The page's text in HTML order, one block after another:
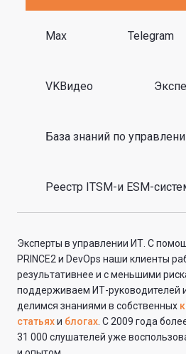
Max Telegram
VKВидео
База знаний по
Реестр ITSM-и ESM-
Эксперты в управлении ИТ. С
PRINCE2 и DevOps наши клиенты
результативнее и с меньшими
поддерживаем ИТ-руководителей
делимся знаниями в собственных
статьяхи блогах . С 2009 года
31 000 слушателей уже